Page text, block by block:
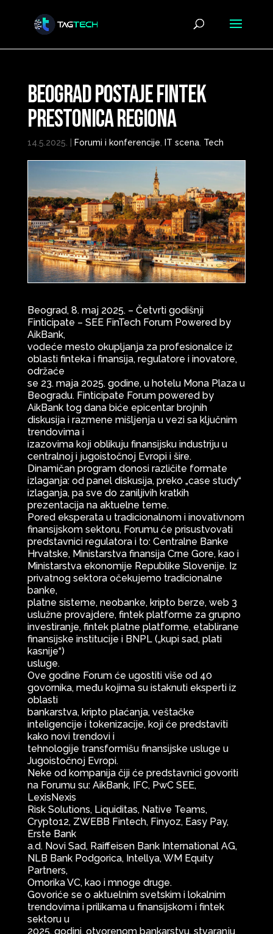
Beograd postaje fintek
prestonica regiona
14.5.2025. Forumi i konferencije IT scena, Tech
Beograd, 8. maj 2025. – Četvrti godišnji
Finticipate – SEE FinTech Forum Powered by
AikBank,
vodeće mesto okupljanja za profesionalce iz
oblasti finteka i finansija, regulatore i inovatore,
održaće
se 23. maja 2025. godine, u hotelu Mona Plaza u
Beogradu. Finticipate Forum powered by
AikBank tog dana biće epicentar brojnih
diskusija i razmene mišljenja u vezi sa ključnim
trendovima i
izazovima koji oblikuju finansijsku industriju u
centralnoj i jugoistočnoj Evropi i šire.
Dinamičan program donosi različite formate
izlaganja: od panel diskusija, preko „case study“
izlaganja, pa sve do zaniljivih kratkih
prezentacija na aktuelne teme.
Pored eksperata u tradicionalnom i inovativnom
finansijskom sektoru, Forumu će prisustvovati
predstavnici regulatora i to: Centralne Banke
Hrvatske, Ministarstva finansija Crne Gore, kao i
Ministarstva ekonomije Republike Slovenije. Iz
privatnog sektora očekujemo tradicionalne
banke,
platne sisteme, neobanke, kripto berze, web 3
uslužne provajdere, fintek platforme za grupno
investiranje, fintek platne platforme, etablirane
finansijske institucije i BNPL („kupi sad, plati
kasnije“)
usluge.
Ove godine Forum će ugostiti više od 40
govornika, među kojima su istaknuti eksperti iz
oblasti
bankarstva, kripto plaćanja, veštačke
inteligencije i tokenizacije, koji će predstaviti
kako novi trendovi i
tehnologije transformišu finansijske usluge u
Jugoistočnoj Evropi.
Neke od kompanija čiji će predstavnici govoriti
na Forumu su: AikBank, IFC, PwC SEE,
LexisNexis
Risk Solutions, Liquiditas, Native Teams,
Crypto12, ZWEBB Fintech, Finyoz, Easy Pay,
Erste Bank
a.d. Novi Sad, Raiffeisen Bank International AG,
NLB Bank Podgorica, Intellya, WM Equity
Partners,
Omorika VC, kao i mnoge druge.
Govoriće se o aktuelnim svetskim i lokalnim
trendovima i prilikama u finansijskom i fintek
sektoru u
2025. godini, otvorenom bankarstvu, stvaranju